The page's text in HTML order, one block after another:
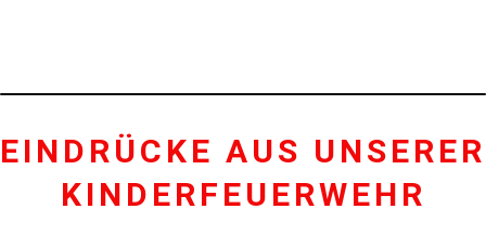
EINDRÜCKE AUS UNSERER
KINDERFEUERWEHR